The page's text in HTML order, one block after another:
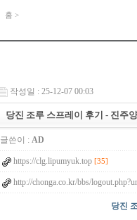
홈 >
작성일 : 25-12-07 00:03
당진 조루 스프레이 후기 - 진주
글쓴이 : AD
https://clg.lipumyuk.top [35]
http://chonga.co.kr/bbs/
당진